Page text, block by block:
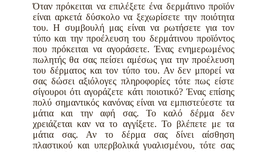
Όταν πρόκειται να επιλέξετε ένα δερμάτινο προϊόν
είναι αρκετά δύσκολο να ξεχωρίσετε την ποιότητα
του. Η συμβουλή μας είναι να ρωτήσετε για τον
τύπο και την προέλευση του δερμάτινου προϊόντος
που πρόκειται να αγοράσετε. Ένας ενημερωμένος
πωλητής θα σας πείσει αμέσως για την προέλευση
του δέρματος και τον τύπο του. Αν δεν μπορεί να
σας δώσει αξιόλογες πληροφορίες τότε πως είστε
σίγουροι ότι αγοράζετε κάτι ποιοτικό? Ένας επίσης
πολύ σημαντικός κανόνας είναι να εμπιστεύεστε τα
μάτια και την αφή σας. Το καλό δέρμα δεν
χρειάζεται καν να το αγγίξετε. Το βλέπετε με τα
μάτια σας. Αν το δέρμα σας δίνει αίσθηση
πλαστικού και υπερβολικά γυαλισμένου, τότε σας